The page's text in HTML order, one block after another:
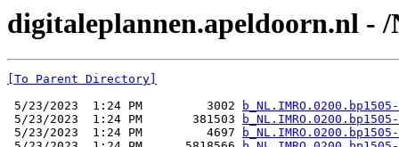
digitaleplannen.apeldoorn.nl -
[To Parent Directory]
5/23/2023  1:24 PM         3002
5/23/2023  1:24 PM       381503
5/23/2023  1:24 PM         4697